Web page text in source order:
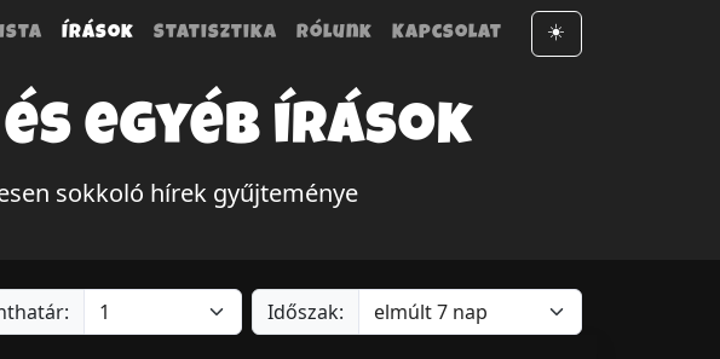
Írások Statisztika Rólunk Kapcsolat ☀️
egyéb írások
sokkoló hírek gyűjteménye
Időszak: